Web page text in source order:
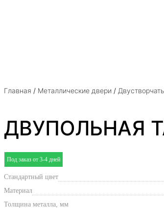
Главная / Металлические двери /
ДВУПОЛЬНАЯ
Под заказ от 3-4 дней
Стандартный цвет
Материал
Толщина металла, мм